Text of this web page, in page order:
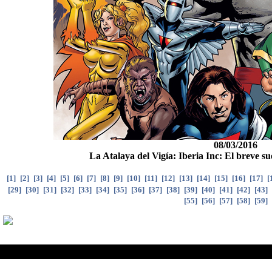
08/03/2016
La Atalaya del Vigía: Iberia Inc: El breve
[1] [2] [3] [4] [5] [6] [7] [8] [9] [10] [11] [12] [13] [14] [15] [16] [17] [
[29] [30] [31] [32] [33] [34] [35] [36] [37] [38] [39] [40] [41] [42] [43]
[55] [56] [57] [58] [59]